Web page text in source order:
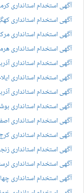
آگهی استخدام استانداری
آگهی استخدام استانداری
آگهی استخدام استانداری
آگهی استخدام استانداری
آگهی استخدام استانداری
آگهی استخدام استانداری
آگهی استخدام استانداری
آگهی استخدام استانداری
آگهی استخدام استانداری
آگهی استخدام استانداری کرج
آگهی استخدام استانداری
آگهی استخدام استانداری
آگهی استخدام استانداری